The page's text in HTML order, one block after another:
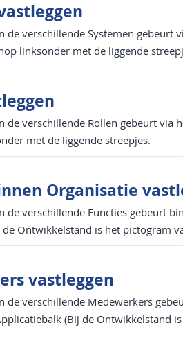
de verschillende Systemen
linksonder met de liggende
de verschillende Rollen gebeurt
met de liggende streepjes.
Organisatie
de verschillende Functies gebeurt
Ontwikkelstand is het pictogram
vastleggen
de verschillende Medewerkers
(Bij de Ontwikkelstand